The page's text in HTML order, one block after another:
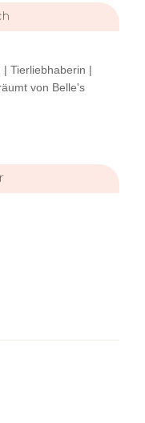
Tierliebhaberin |
von Belle's